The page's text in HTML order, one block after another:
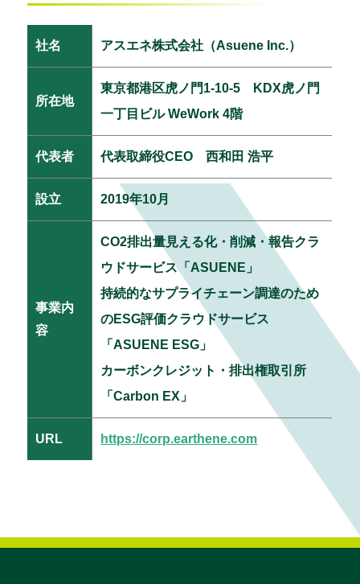
社名 アスエネ株式会社（Asuene Inc.）
所在地
東京都港区虎ノ門1-10-5 KDX虎ノ門
一丁目ビル WeWork 4階
代表者 代表取締役CEO 西和田 浩平
設立 2019年10月
事業内
容
CO2排出量見える化・削減・報告クラ
ウドサービス「ASUENE」
持続的なサプライチェーン調達のため
のESG評価クラウドサービス
「ASUENE ESG」
カーボンクレジット・排出権取引所
「Carbon EX」
URL https://corp.earthene.com